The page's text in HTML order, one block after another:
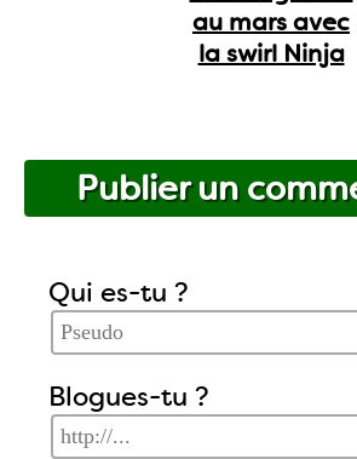
au mars avec
la swirl Ninja
Publier un
Qui es-tu ?
Blogues-tu ?